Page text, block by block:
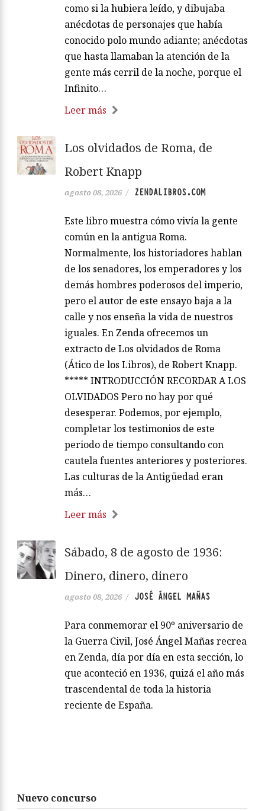
como si la hubiera leído, y dibujaba
anécdotas de personajes que había
conocido polo mundo adiante; anécdotas
que hasta llamaban la atención de la
gente más cerril de la noche, porque el
Infinito…
Leer más
Los olvidados de Roma, de
Robert Knapp
agosto 08, 2026 / ZENDALIBROS.COM
Este libro muestra cómo vivía la gente
común en la antigua Roma.
Normalmente, los historiadores hablan
de los senadores, los emperadores y los
demás hombres poderosos del imperio,
pero el autor de este ensayo baja a la
calle y nos enseña la vida de nuestros
iguales. En Zenda ofrecemos un
extracto de Los olvidados de Roma
(Ático de los Libros), de Robert Knapp.
***** INTRODUCCIÓN RECORDAR A LOS
OLVIDADOS Pero no hay por qué
desesperar. Podemos, por ejemplo,
completar los testimonios de este
periodo de tiempo consultando con
cautela fuentes anteriores y posteriores.
Las culturas de la Antigüedad eran
más…
Leer más
Sábado, 8 de agosto de 1936:
Dinero, dinero, dinero
agosto 08, 2026 / JOSÉ ÁNGEL MAÑAS
Para conmemorar el 90º aniversario de
la Guerra Civil, José Ángel Mañas recrea
en Zenda, día por día en esta sección, lo
que aconteció en 1936, quizá el año más
trascendental de toda la historia
reciente de España.
Nuevo concurso